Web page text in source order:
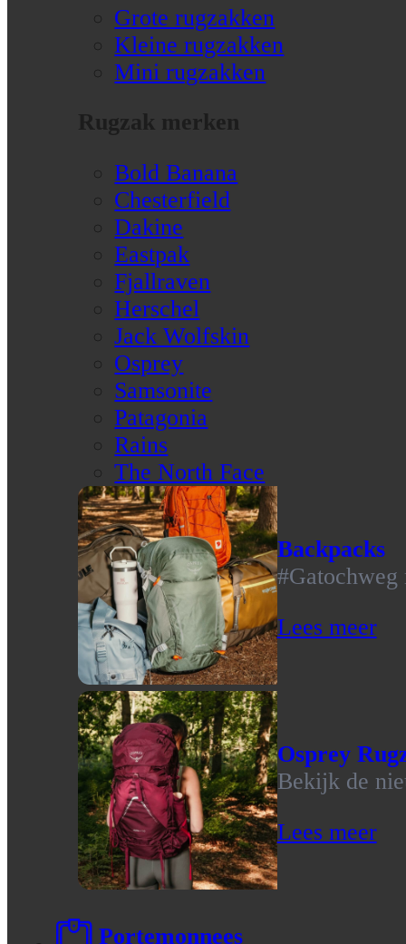
Grote rugzakken
Kleine rugzakken
Mini rugzakken
Rugzak merken
Bold Banana
Chesterfield
Dakine
Eastpak
Fjallraven
Herschel
Jack Wolfskin
Osprey
Samsonite
Patagonia
Rains
The North Face
Backpacks
#Gatochweg
Lees meer
Osprey
Bekijk de
Lees meer
Portemonnees